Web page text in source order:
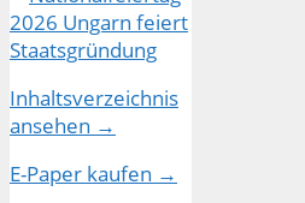
Inhaltsverzeichnis
ansehen →
E-Paper kaufen →